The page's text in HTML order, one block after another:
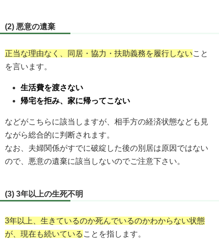
(2) 悪意の遺棄
正当な理由なく、同居・協力・扶助義務を履行しないこと
を言います。
生活費を渡さない
帰宅を拒み、家に帰ってこない
などがこちらに該当しますが、相手方の経済状態なども見
ながら総合的に判断されます。
なお、夫婦関係がすでに破綻した後の別居は原因ではない
ので、悪意の遺棄に該当しないのでご注意下さい。
(3) 3年以上の生死不明
3年以上、生きているのか死んでいるのかわからない状態
が、現在も続いている ことを指します。